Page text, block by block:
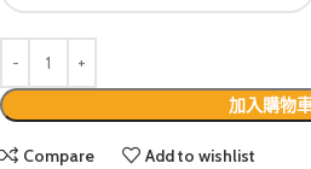
加入購物
Compare Add to wishlist